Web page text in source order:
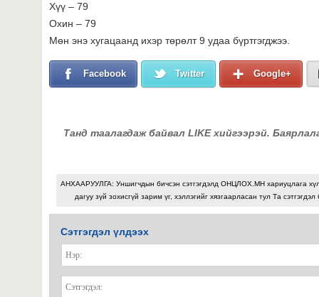
Хүү – 79
Охин – 79
Мөн энэ хугацаанд ихэр төрөлт 9 удаа бүртгэгджээ.
Facebook Twitter Google+
Танд таалагдаж байвал LIKE хийгээрэй.
АНХААРУУЛГА: Уншигчдын бичсэн сэтгэгдэлд ОНЦЛОХ.МН хариуцлага
дагуу зүй зохисгүй зарим үг, хэллэгийг хязгаарласан тул Та
Сэтгэгдэл үлдээх